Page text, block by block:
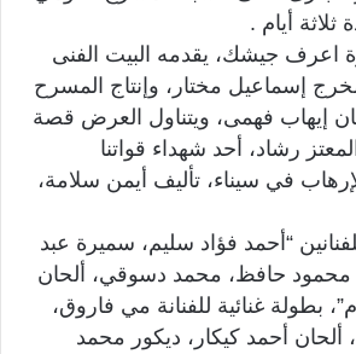
ثلاثة أيام .
اعرف جيشك، يقدمه البيت الفنى
إسماعيل مختار، وإنتاج المسرح
إيهاب فهمى، ويتناول العرض قصة
رشاد، أحد شهداء قواتنا
في سيناء، تأليف أيمن سلامة،
“أحمد فؤاد سليم، سميرة عبد
محمود حافظ، محمد دسوقي، ألحان
بطولة غنائية للفنانة مي فاروق،
أحمد كيكار، ديكور محمد